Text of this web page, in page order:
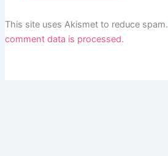
This site uses Akismet to reduce spam.
comment data is processed.